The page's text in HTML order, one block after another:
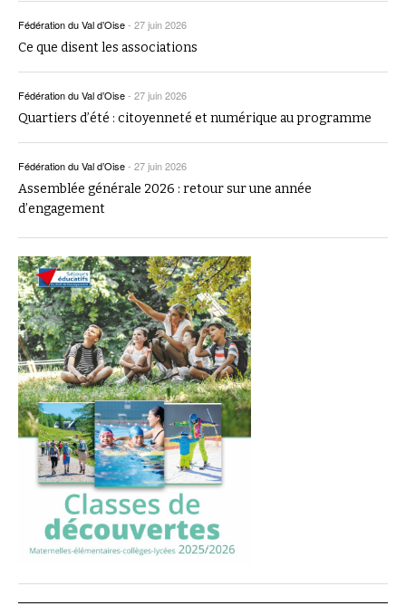
Fédération du Val d’Oise- 27 juin 2026
Ce que disent les associations
Fédération du Val d’Oise- 27 juin 2026
Quartiers d’été : citoyenneté et numérique au programme
Fédération du Val d’Oise- 27 juin 2026
Assemblée générale 2026 : retour sur une année
d’engagement